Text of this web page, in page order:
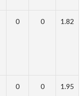
0 0 1.82
0 0 1.95